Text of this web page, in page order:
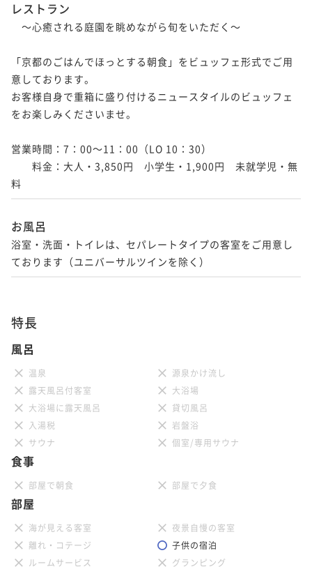
レストラン
～心癒される庭園を眺めながら旬をいただく～
「京都のごはんでほっとする朝食」をビュッフェ形式でご用
意しております。
お客様自身で重箱に盛り付けるニュースタイルのビュッフェ
をお楽しみくださいませ。
営業時間：7：00～11：00（LO 10：30）
料金：大人・3,850円　小学生・1,900円　未就学児・無
料
お風呂
浴室・洗面・トイレは、セパレートタイプの客室をご用意し
ております（ユニバーサルツインを除く）
特長
風呂
温泉
源泉かけ流し
露天風呂付客室
大浴場
大浴場に露天風呂
貸切風呂
入湯税
岩盤浴
サウナ
個室/専用サウナ
食事
部屋で朝食 部屋で夕食
部屋
海が見える客室
夜景自慢の客室
離れ・コテージ
子供の宿泊
ルームサービス
グランピング